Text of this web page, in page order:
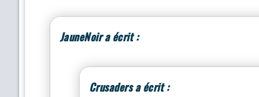
JauneNoir a écrit :
Crusaders a écrit :